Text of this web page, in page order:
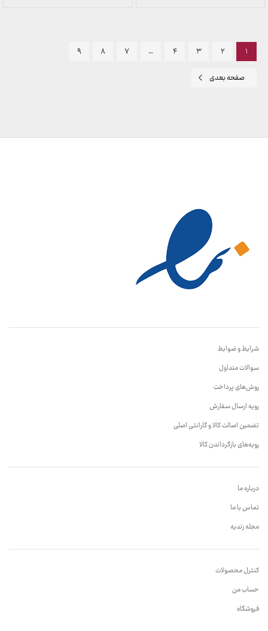
۱ ۲ ۳ ۴ … ۷ ۸
۹
صفحه بعدی
شرایط و ضوابط
سوالات متداول
روش‌های پرداخت
رویه ارسال سفارش
تضمین اصالت کالا و گارانتی اصلی
رویه‌های بازگرداندن کالا
درباره ما
تماس با ما
مجله زندیه
کنترل محصولات
حساب من
فروشگاه